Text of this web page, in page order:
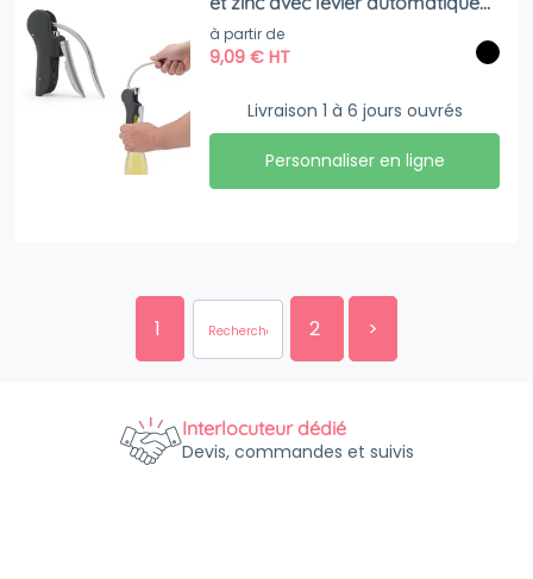
pour une ouverture facile
à partir de
9,09€ HT
Livraison 1 à 6 jours ouvrés
Personnaliser en ligne
1 2 >
Interlocuteur dédié
Devis, commandes et suivis